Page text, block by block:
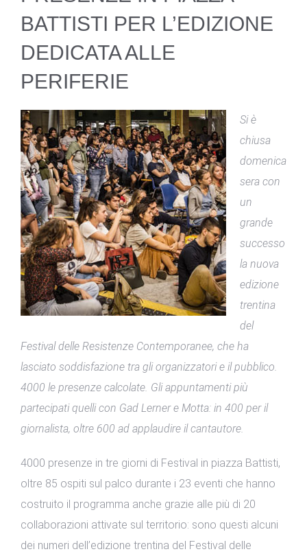
BATTISTI PER L’EDIZIONE
DEDICATA ALLE
PERIFERIE
Si è
chiusa
domenica
sera con
un
grande
successo
la nuova
edizione
trentina
del
Festival delle Resistenze Contemporanee, che ha
lasciato soddisfazione tra gli organizzatori e il pubblico.
4000 le presenze calcolate. Gli appuntamenti più
partecipati quelli con Gad Lerner e Motta: in 400 per il
giornalista, oltre 600 ad applaudire il cantautore.
4000 presenze in tre giorni di Festival in piazza Battisti,
oltre 85 ospiti sul palco durante i 23 eventi che hanno
costruito il programma anche grazie alle più di 20
collaborazioni attivate sul territorio: sono questi alcuni
dei numeri dell’edizione trentina del Festival delle